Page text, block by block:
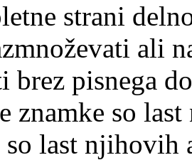
strani
ali
brez pisnega
znamke so
last njihovih